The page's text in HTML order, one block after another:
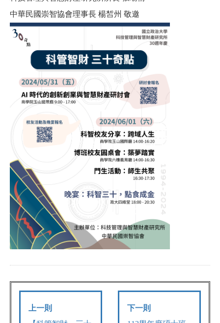
中華民國崇智協會理事長 楊皙州 敬邀
上一則
下一則